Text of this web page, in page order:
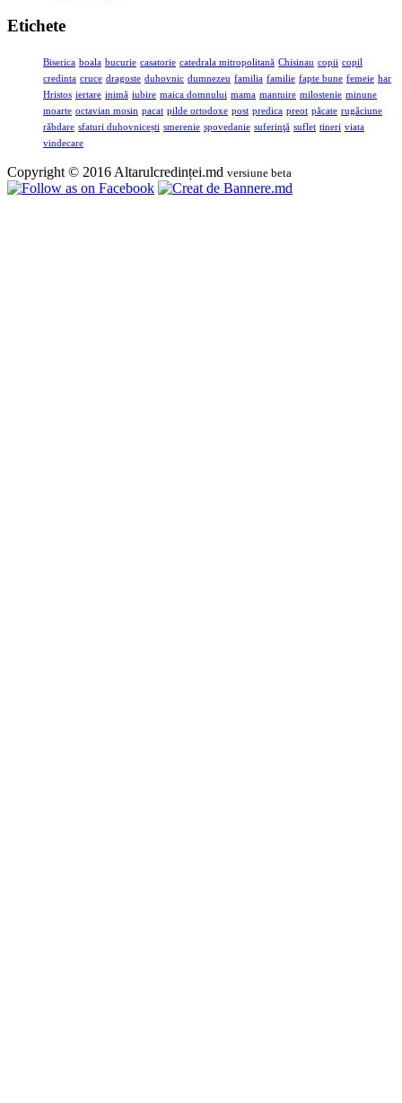
Etichete
Biserica boala bucurie casatorie catedrala mitropolitană Chisinau copii copil
credinta cruce dragoste duhovnic dumnezeu familia familie fapte bune femeie har
Hristos iertare inimă iubire maica domnului mama mantuire milostenie minune
moarte octavian mosin pacat pilde ortodoxe post predica preot păcate rugăciune
răbdare sfaturi duhovnicești smerenie spovedanie suferinţă suflet tineri viata
vindecare
Copyright © 2016 Altarulcredinței.md versiune beta